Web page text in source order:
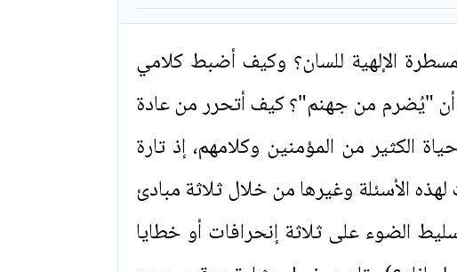
الإلهية للسان؟ وكيف أضبط كلامي
أن "يُضرم من جهنم"؟ كيف أتحرر من عادة
الكثير من المؤمنين وكلامهم، إذ تارة
الأسئلة وغيرها من خلال ثلاثة مبادئ
الضوء على ثلاثة إنحرافات أو خطايا